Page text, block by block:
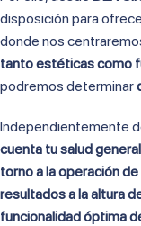
disposición para
donde nos
tanto estéticas como
podremos determinar
Independientemente
cuenta tu salud general
torno a la operación de
resultados a la altura
funcionalidad óptima